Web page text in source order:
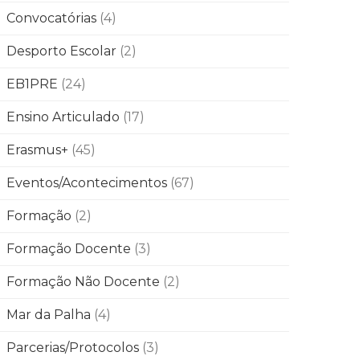
Convocatórias (4)
Desporto Escolar (2)
EB1PRE (24)
Ensino Articulado (17)
Erasmus+ (45)
Eventos/Acontecimentos (67)
Formação (2)
Formação Docente (3)
Formação Não Docente (2)
Mar da Palha (4)
Parcerias/Protocolos (3)